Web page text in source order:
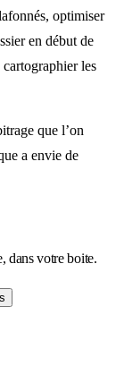
optimiser
en début de
les
que l’on
a envie de
dans votre boite.